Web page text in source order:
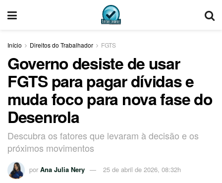
Início Direitos do Trabalhador FGTS
Governo desiste de usar
FGTS para pagar dívidas e
muda foco para nova fase do
Desenrola
Descubra os fatores que levaram à decisão e os
próximos movimentos
por Ana Julia Nery 25 de abril de 2026, 08:32h